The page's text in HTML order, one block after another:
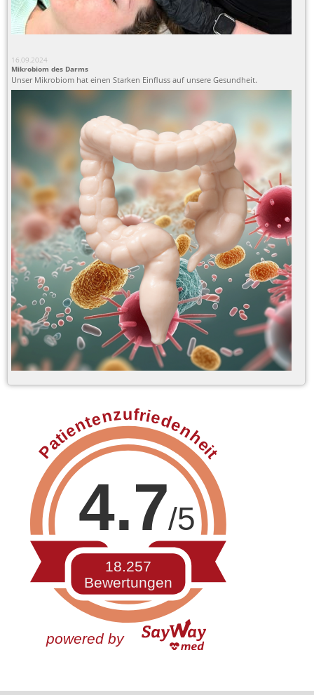
16.09.2024
Mikrobiom des Darms
Unser Mikrobiom hat einen Starken Einfluss auf unsere Gesundheit.
4.7/5
Patientenzufriedenheit
18.257
Bewertungen
powered by